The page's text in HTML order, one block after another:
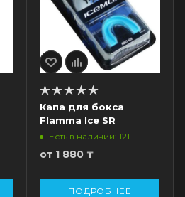
Капа для бокса
Flamma Ice SR
Есть в наличии: 121
от 1 880 ₸
ПОДРОБНЕЕ